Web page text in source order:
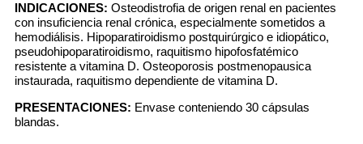
INDICACIONES: Osteodistrofia de origen renal en pacientes
con insuficiencia renal crónica, especialmente sometidos a
hemodiálisis. Hipoparatiroidismo postquirúrgico e idiopático,
pseudohipoparatiroidismo, raquitismo hipofosfatémico
resistente a vitamina D. Osteoporosis postmenopausica
instaurada, raquitismo dependiente de vitamina D.
PRESENTACIONES: Envase conteniendo 30 cápsulas
blandas.